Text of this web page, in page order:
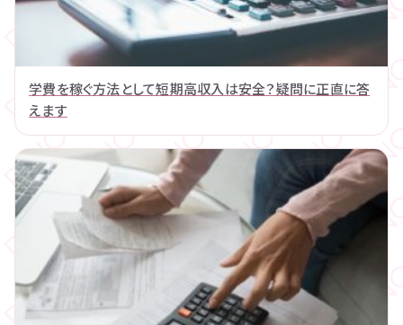
学費を稼ぐ方法として短期高収入は安全？疑問に正直に答
えます